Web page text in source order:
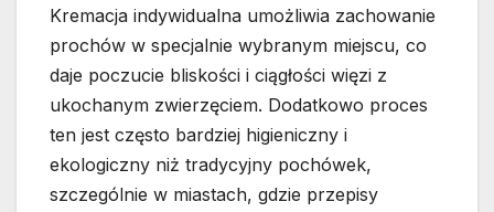
Kremacja indywidualna umożliwia zachowanie
prochów w specjalnie wybranym miejscu, co
daje poczucie bliskości i ciągłości więzi z
ukochanym zwierzęciem. Dodatkowo proces
ten jest często bardziej higieniczny i
ekologiczny niż tradycyjny pochówek,
szczególnie w miastach, gdzie przepisy